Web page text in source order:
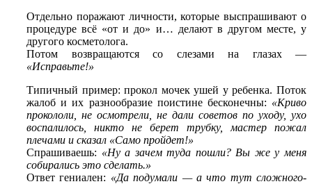
Отдельно поражают личности, которые выспрашивают о
процедуре всё «от и до» и… делают в другом месте, у
другого косметолога.
Потом возвращаются со слезами на глазах —
«Исправьте!»
Типичный пример: прокол мочек ушей у ребенка. Поток
жалоб и их разнообразие поистине бесконечны: «Криво
прокололи, не осмотрели, не дали советов по уходу, ухо
воспалилось, никто не берет трубку, мастер пожал
плечами и сказал «Само пройдет!»
Спрашиваешь: «Ну а зачем туда пошли? Вы же у меня
собирались это сделать.»
Ответ гениален: «Да подумали — а что тут сложного-